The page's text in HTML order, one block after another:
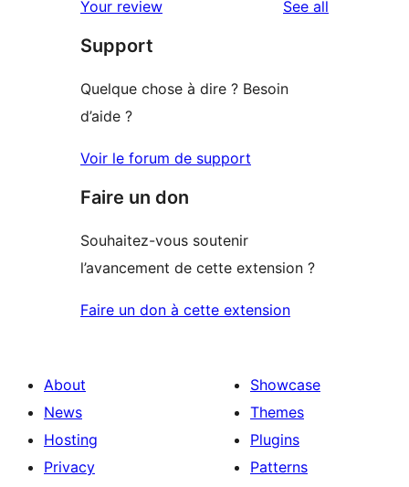
Your review See all
Support
Quelque chose à dire ? Besoin
d’aide ?
Voir le forum de support
Faire un don
Souhaitez-vous soutenir
l’avancement de cette extension ?
Faire un don à cette extension
About
News
Hosting
Privacy
Showcase
Themes
Plugins
Patterns